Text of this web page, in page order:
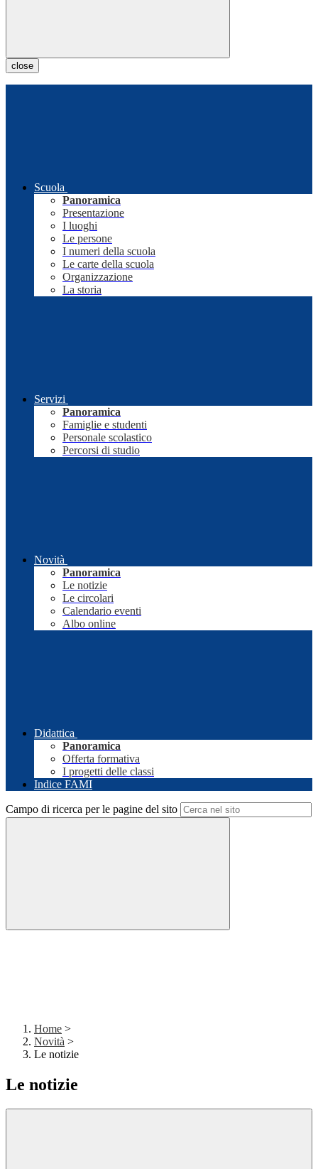
close
Scuola
Panoramica
Presentazione
I luoghi
Le persone
I numeri della scuola
Le carte della scuola
Organizzazione
La storia
Servizi
Panoramica
Famiglie e studenti
Personale scolastico
Percorsi di studio
Novità
Panoramica
Le notizie
Le circolari
Calendario eventi
Albo online
Didattica
Panoramica
Offerta formativa
I progetti delle classi
Indice FAMI
Campo di ricerca per le pagine del sito
Home >
Novità >
Le notizie
Le notizie